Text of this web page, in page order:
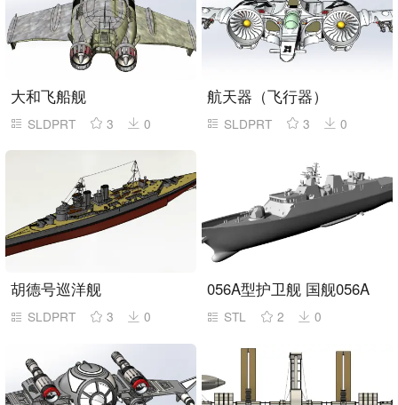
大和飞船舰
SLDPRT 3 0
航天器（飞行器）
SLDPRT 3 0
胡德号巡洋舰
SLDPRT 3 0
056A型护卫舰 国舰056A
STL 2 0